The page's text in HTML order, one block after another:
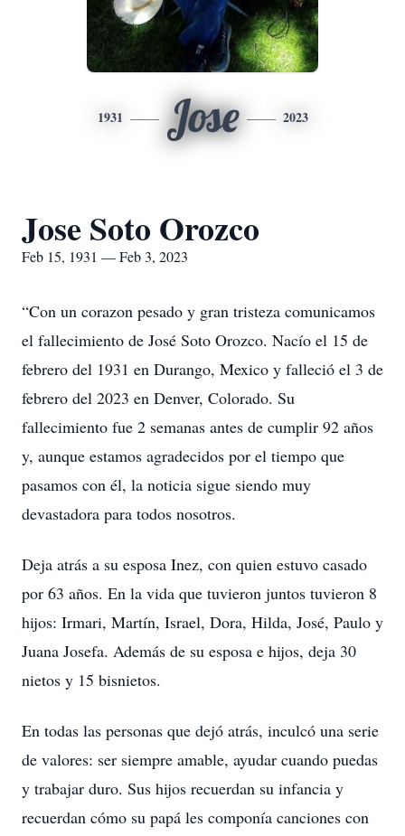
1931 Jose 2023
Jose Soto Orozco
Feb 15, 1931 — Feb 3, 2023
“Con un corazon pesado y gran tristeza comunicamos
el fallecimiento de José Soto Orozco. Nacío el 15 de
febrero del 1931 en Durango, Mexico y falleció el 3 de
febrero del 2023 en Denver, Colorado. Su
fallecimiento fue 2 semanas antes de cumplir 92 años
y, aunque estamos agradecidos por el tiempo que
pasamos con él, la noticia sigue siendo muy
devastadora para todos nosotros.
Deja atrás a su esposa Inez, con quien estuvo casado
por 63 años. En la vida que tuvieron juntos tuvieron 8
hijos: Irmari, Martín, Israel, Dora, Hilda, José, Paulo y
Juana Josefa. Además de su esposa e hijos, deja 30
nietos y 15 bisnietos.
En todas las personas que dejó atrás, inculcó una serie
de valores: ser siempre amable, ayudar cuando puedas
y trabajar duro. Sus hijos recuerdan su infancia y
recuerdan cómo su papá les componía canciones con